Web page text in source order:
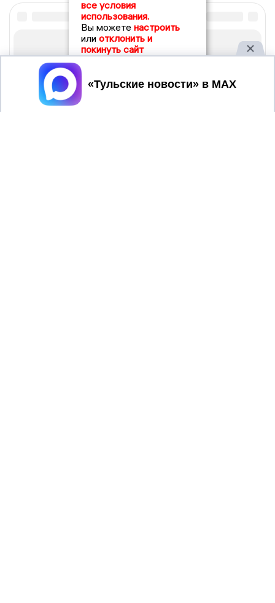
все условия
использования.
Вы можете настроить
или отклонить и
покинуть сайт
Принять